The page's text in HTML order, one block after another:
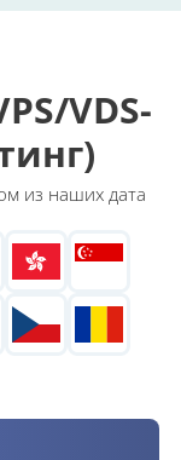
VDS-
из наших дата